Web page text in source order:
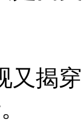
又揭